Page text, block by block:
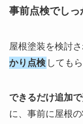
事前点検でしっ
屋根塗装を検討
かり点検 しても
できるだけ追加で
に、 事前に屋根